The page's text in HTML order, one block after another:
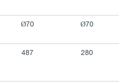
Ø70 Ø70
487 280